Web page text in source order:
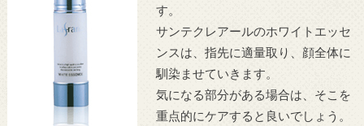
す。
サンテクレアールのホワイトエッセ
ンスは、指先に適量取り、顔全体に
馴染ませていきます。
気になる部分がある場合は、そこを
重点的にケアすると良いでしょう。